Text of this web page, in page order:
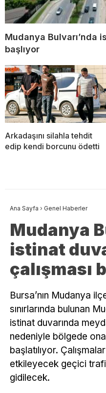
Mudanya Bulvarı’nda
başlıyor
Arkadaşını silahla tehdit
edip kendi borcunu ödetti
Ana Sayfa › Genel Haberler
Mudanya
istinat
çalışması
Bursa’nın Mudanya
sınırlarında bulunan
istinat duvarında
nedeniyle bölgede
başlatılıyor.
etkileyecek geçici
gidilecek.